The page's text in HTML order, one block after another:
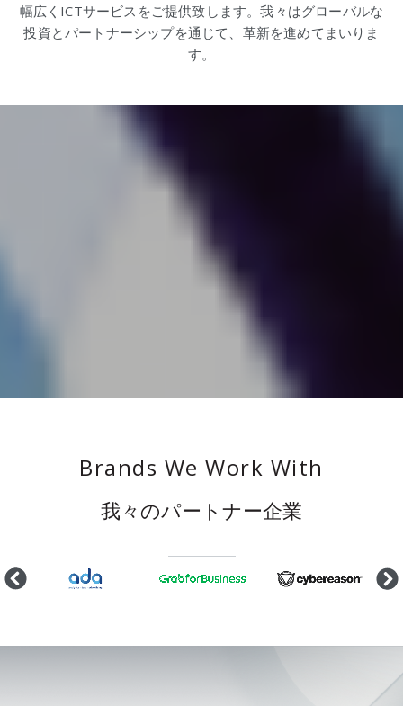
幅広くICTサービスをご提供致します。我々はグローバルな
投資とパートナーシップを通じて、革新を進めてまいりま
す。
Brands We Work With
我々のパートナー企業